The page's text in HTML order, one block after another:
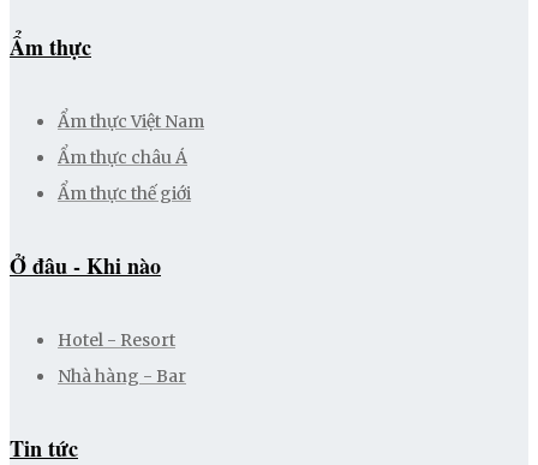
Ẩm thực
Ẩm thực Việt Nam
Ẩm thực châu Á
Ẩm thực thế giới
Ở đâu - Khi nào
Hotel - Resort
Nhà hàng - Bar
Tin tức